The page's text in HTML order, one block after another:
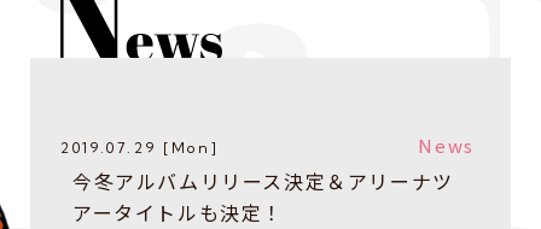
2019.07.29 [Mon] News
今冬アルバムリリース決定＆アリーナツ
アータイトルも決定！